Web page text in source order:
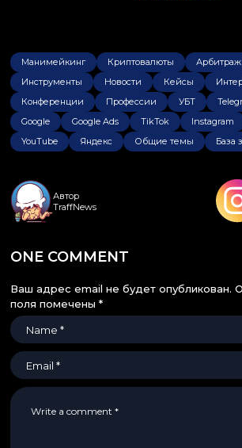
Манимейкинг Криптовалюты Арбитраж
Инструменты
Новости Кейсы
Конференции
Профессии УБТ
Google
Google Ads TikTok Instagram
YouTube
Яндекс Общие темы База
Автор
TraffNews
ONE COMMENT
Ваш адрес email не будет опубликован.
поля помечены *